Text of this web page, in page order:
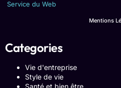
Service du Web
Mentions
Categories
Vie d'entreprise
Style de vie
Santé et bien être